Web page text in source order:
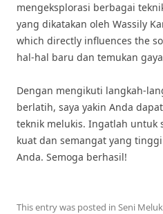
mengeksplorasi berbagai
yang dikatakan oleh Wassily
which directly influences the
hal-hal baru dan temukan
Dengan mengikuti langkah-
berlatih, saya yakin Anda
teknik melukis. Ingatlah untuk
kuat dan semangat yang
Anda. Semoga berhasil!
This entry was posted in Seni